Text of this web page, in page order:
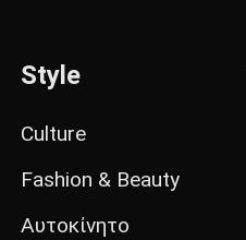
Style
Culture
Fashion & Beauty
Αυτοκίνητο